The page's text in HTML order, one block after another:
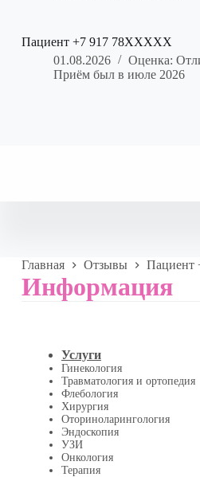
Пациент +7 917 78XXXXX
01.08.2026
Оценка:
Приём был в июле 2026
Главная Отзывы Пациент
Информация
Услуги
Гинекология
Травматология и ортопедия
Флебология
Хирургия
Оториноларингология
Эндоскопия
УЗИ
Онкология
Терапия